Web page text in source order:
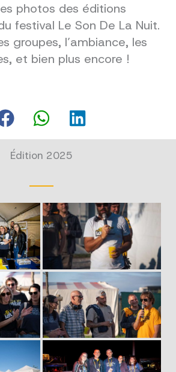
photos des éditions
festival Le Son De La Nuit.
groupes, l’ambiance, les
et bien plus encore !
Édition 2025